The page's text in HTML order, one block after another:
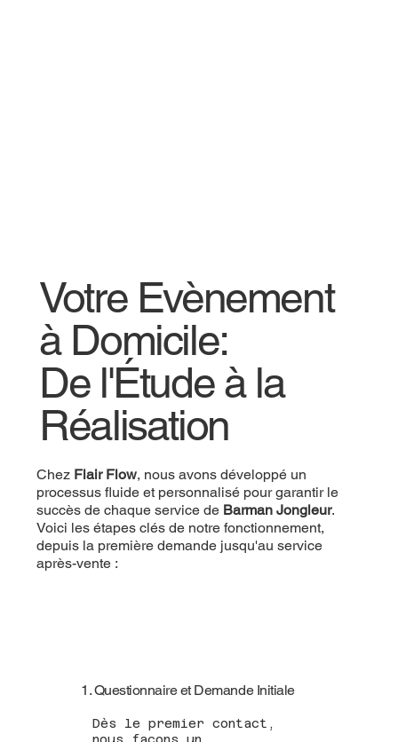
Votre Evènement
à Domicile:
De l'Étude à la
Réalisation
Chez Flair Flow, nous avons développé un
processus fluide et personnalisé pour garantir le
succès de chaque service de Barman Jongleur.
Voici les étapes clés de notre fonctionnement,
depuis la première demande jusqu'au service
après-vente :
1. Questionnaire et Demande Initiale
Dès le premier contact,